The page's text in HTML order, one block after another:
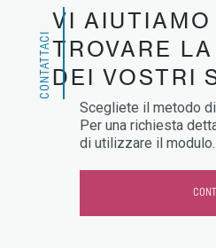
CONTATTACI
VI AIUTIAMO
TROVARE
DEI VOSTRI
Scegliete il metodo
Per una richiesta
di utilizzare il modulo.